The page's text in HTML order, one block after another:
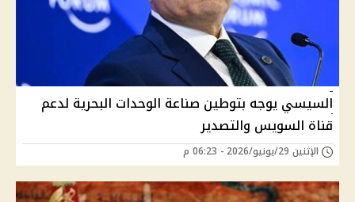
السيسي يوجه بتوطين صناعة الوحدات البحرية لدعم
قناة السويس والتصدير
الإثنين 29/يونيو/2026 - 06:23 م